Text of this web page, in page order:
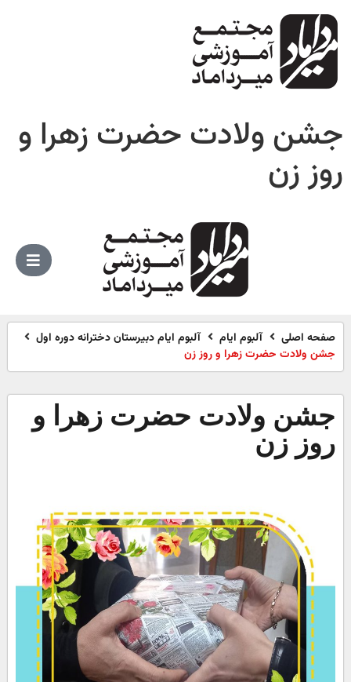
جشن ولادت حضرت زهرا و
روز زن
صفحه اصلی آلبوم ایام
آلبوم ایام دبیرستان دخترانه دوره اول
جشن ولادت حضرت زهرا و روز زن
جشن ولادت حضرت زهرا و
روز زن